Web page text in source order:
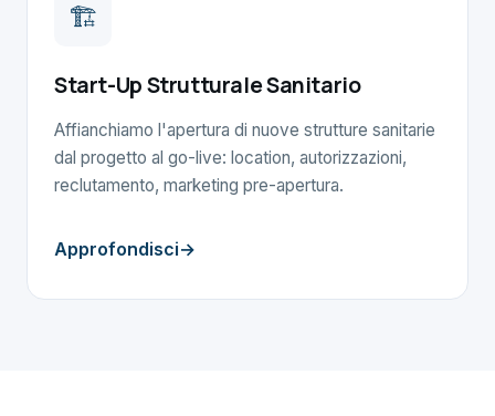
🏗️
Start-Up Strutturale Sanitario
Affianchiamo l'apertura di nuove strutture sanitarie
dal progetto al go-live: location, autorizzazioni,
reclutamento, marketing pre-apertura.
Approfondisci